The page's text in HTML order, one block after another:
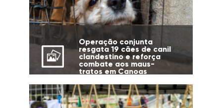
Operação conjunta
resgata 19 cães de canil
clandestino e reforça
combate aos maus-
tratos em Canoas